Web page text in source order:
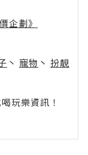
企劃》
丶 寵物 丶 扮靚
玩樂資訊！